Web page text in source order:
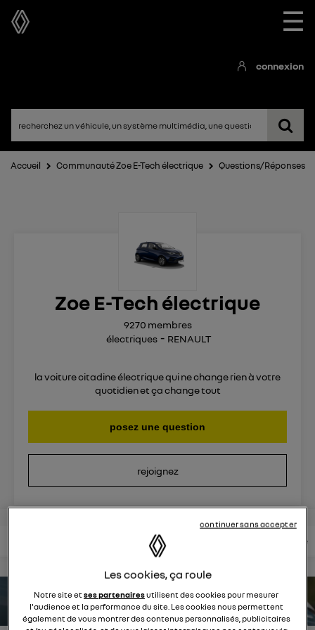
☰
connexion
Accueil Communauté Zoe E-Tech électrique Questions/Réponses
Zoe E-Tech électrique
électriques RENAULT
9270 membres
la voiture citadine électrique qui ne change rien à votre
quotidien et ça change tout
posez une question
rejoignez
lire les articles consultez votre notice
estimez votre autonomie
Les cookies, ça roule
Notre site etses partenairesutilisent des cookies pour mesurer
l'audience et la performance du site. Les cookies nous permettent
également de vous montrer des contenus personnalisés, publicitaires
continuer sans accepter